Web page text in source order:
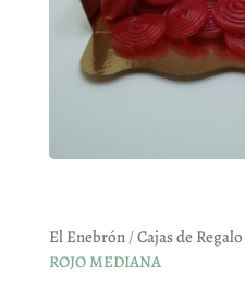
El Enebrón/Cajas de Regalo
ROJO MEDIANA